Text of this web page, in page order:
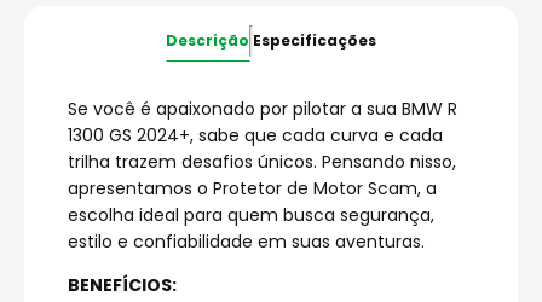
Descrição Especificações
Se você é apaixonado por pilotar a sua BMW R
1300 GS 2024+, sabe que cada curva e cada
trilha trazem desafios únicos. Pensando nisso,
apresentamos o Protetor de Motor Scam, a
escolha ideal para quem busca segurança,
estilo e confiabilidade em suas aventuras.
BENEFÍCIOS: